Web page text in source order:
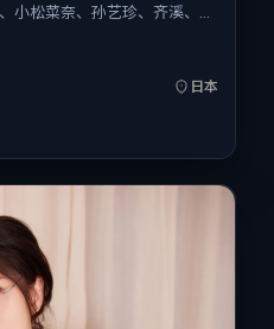
小松菜奈、孙艺珍、齐溪、基
。上映时间 2017年1月17日
片115分钟，节奏张弛有度。
日本